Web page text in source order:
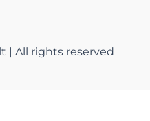
| All rights reserved